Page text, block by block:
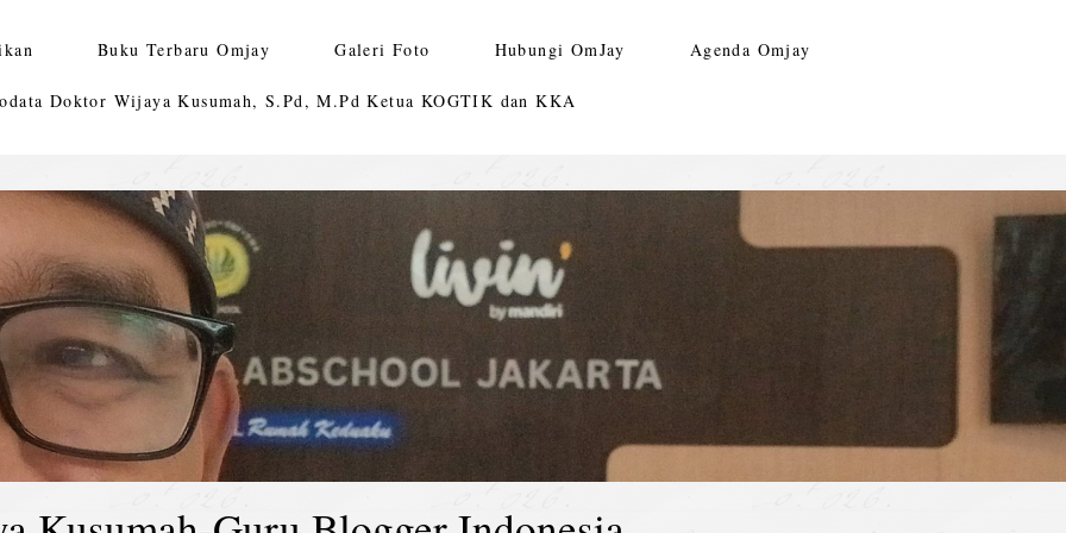
Buku Terbaru Omjay Galeri Foto Hubungi OmJay Agenda Omjay
Doktor Wijaya Kusumah, S.Pd, M.Pd Ketua KOGTIK dan KKA